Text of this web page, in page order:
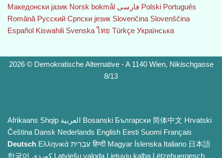
Македонски јазик Norsk bokmål فارسی Polski Português
Română Русский Српски језик Slovenčina Slovenščina
Español Kiswahili Svenska ไทย Türkçe Українська
2026 © Demokratische Alternative - A 1140 Wien, Nikischgasse
8/13
Afrikaans Shqip العربية Bosanski Български 简体中文 Hrvatski
Čeština‎ Dansk Nederlands English Eesti Suomi Français
Deutsch Ελληνικά עִבְרִית हिन्दी Magyar Íslenska Italiano 日本語
한국어
Latviešu valoda Lietuvių kalba Lëtzebuergesch